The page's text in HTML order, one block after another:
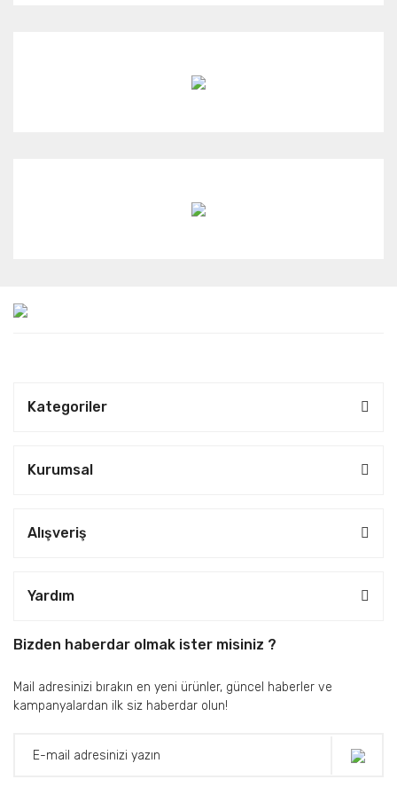
Kategoriler
Kurumsal
Alışveriş
Yardım
Bizden haberdar olmak ister misiniz ?
Mail adresinizi bırakın en yeni ürünler, güncel haberler ve
kampanyalardan ilk siz haberdar olun!